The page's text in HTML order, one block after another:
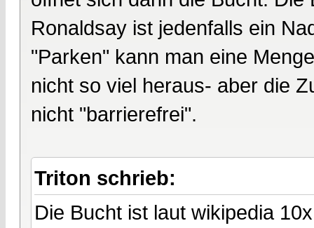
Ronaldsay ist jedenfalls ein
"Parken" kann man eine
nicht so viel heraus- aber die
nicht "barrierefrei".
Triton schrieb:
Die Bucht ist laut wikipedia